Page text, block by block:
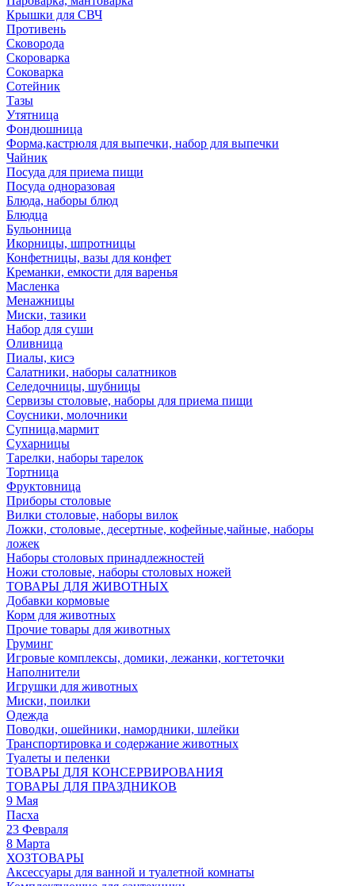
Крышки для СВЧ
Противень
Сковорода
Скороварка
Соковарка
Сотейник
Тазы
Утятница
Фондюшница
Форма,кастрюля для выпечки, набор для выпечки
Чайник
Посуда для приема пищи
Посуда одноразовая
Блюда, наборы блюд
Блюдца
Бульонница
Икорницы, шпротницы
Конфетницы, вазы для конфет
Креманки, емкости для варенья
Масленка
Менажницы
Миски, тазики
Набор для суши
Оливница
Пиалы, кисэ
Салатники, наборы салатников
Селедочницы, шубницы
Сервизы столовые, наборы для приема пищи
Соусники, молочники
Супница,мармит
Сухарницы
Тарелки, наборы тарелок
Тортница
Фруктовница
Приборы столовые
Вилки столовые, наборы вилок
Ложки, столовые, десертные, кофейные,чайные, наборы
ложек
Наборы столовых принадлежностей
Ножи столовые, наборы столовых ножей
ТОВАРЫ ДЛЯ ЖИВОТНЫХ
Добавки кормовые
Корм для животных
Прочие товары для животных
Груминг
Игровые комплексы, домики, лежанки, когтеточки
Наполнители
Игрушки для животных
Миски, поилки
Одежда
Поводки, ошейники, намордники, шлейки
Транспортировка и содержание животных
Туалеты и пеленки
ТОВАРЫ ДЛЯ КОНСЕРВИРОВАНИЯ
ТОВАРЫ ДЛЯ ПРАЗДНИКОВ
9 Мая
Пасха
23 Февраля
8 Марта
ХОЗТОВАРЫ
Аксессуары для ванной и туалетной комнаты